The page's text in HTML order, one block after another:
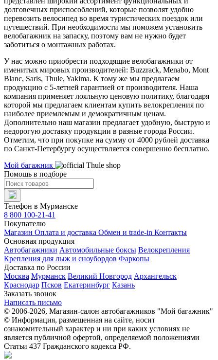
долговечных приспособлений, которые позволят удобно
перевозить велосипед во время туристических поездок или
путешествий. При необходимости мы поможем установить
велобагажник на запаску, поэтому вам не нужно будет
заботиться о монтажных работах.
У нас можно приобрести подходящие велобагажники от
именитых мировых производителей: Buzzrack, Menabo, Mont
Blanc, Saris, Thule, Yakima. К тому же мы предлагаем
продукцию с 5-летней гарантией от производителя. Наша
компания применяет лояльную ценовую политику, благодаря
которой мы предлагаем клиентам купить велокрепления по
наиболее приемлемым и демократичным ценам.
Дополнительно наш магазин предлагает удобную, быструю и
недорогую доставку продукции в разные города России.
Отметим, что при покупке на сумму от 4000 рублей доставка
по Санкт-Петербургу осуществляется совершенно бесплатно.
Мой багажник
Помощь в подборе
Телефон в Мурманске
8 800 100-21-41
Покупателю
Магазин Оплата и доставка Обмен и trade-in Контакты
Основная продукция
Автобагажники Автомобильные боксы Велокрепления
Крепления для лыж и сноубордов Фаркопы
Доставка по России
Москва Мурманск Великий Новгород Архангельск
Краснодар Псков Екатеринбург Казань
Заказать звонок
Написать письмо
© 2006-2026, Магазин-салон автобагажников "Мой багажник"
© Информация, размещенная на сайте, носит
ознакомительный характер и ни при каких условиях не
является публичной офертой, определяемой положениями
Статьи 437 Гражданского кодекса РФ.